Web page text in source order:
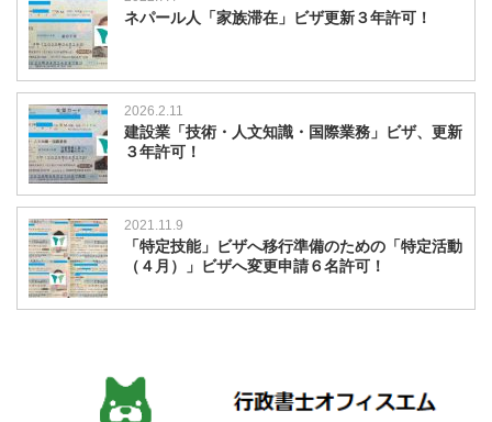
ネパール人「家族滞在」ビザ更新３年許可！
2026.2.11
建設業「技術・人文知識・国際業務」ビザ、更新
３年許可！
2021.11.9
「特定技能」ビザへ移行準備のための「特定活動
（４月）」ビザへ変更申請６名許可！